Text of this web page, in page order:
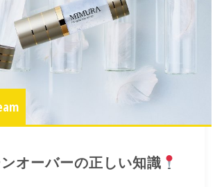
オーバーの正しい知識